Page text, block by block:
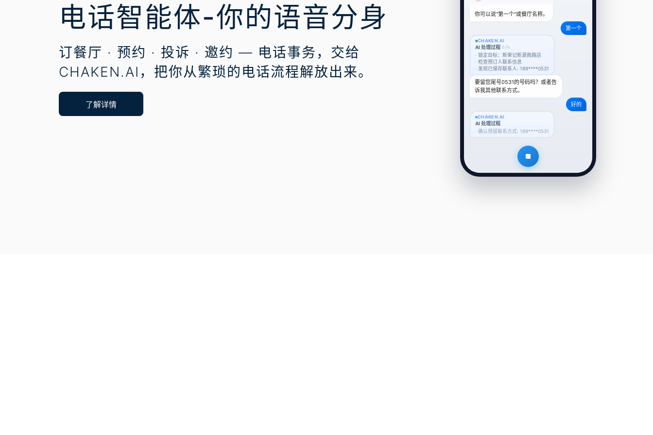
电话智能体-你的语音分身
订餐厅 · 预约 · 投诉 · 邀约 — 电话事务，交给
CHAKEN.AI，把你从繁琐的电话流程解放出来。
了解详情
诉我其他联系方式。
好的
CHAKEN.AI
AI 处理过程 1.7s
· 确认预留联系方式: 189****0531
· 汇总全部任务信息
· 生成通话脚本和拨打计划
任务确认
人数
8 位
需求
联系人
189****0531